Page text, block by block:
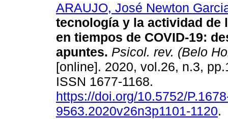
ARAUJO, José Newton
tecnología y la actividad de
en tiempos de COVID-19:
apuntes. Psicol. rev. (Belo
[online]. 2020, vol.26, n.3,
ISSN 1677-1168.
https://doi.org/10.5752/
9563.2020v26n3p1101-1120.